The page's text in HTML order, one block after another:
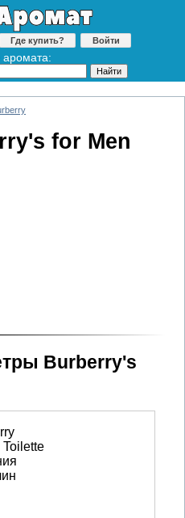
Где купить? Войти
аромата:
for Men
Burberry's
Toilette